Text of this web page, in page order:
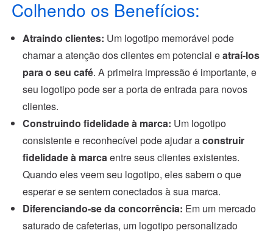
Colhendo os Benefícios:
Atraindo clientes: Um logotipo memorável pode
chamar a atenção dos clientes em potencial eatraí-los
para o seu café. A primeira impressão é importante, e
seu logotipo pode ser a porta de entrada para novos
clientes.
Construindo fidelidade à marca: Um logotipo
consistente e reconhecível pode ajudar aconstruir
fidelidade à marcaentre seus clientes existentes.
Quando eles veem seu logotipo, eles sabem o que
esperar e se sentem conectados à sua marca.
Diferenciando-se da concorrência: Em um mercado
saturado de cafeterias, um logotipo personalizado